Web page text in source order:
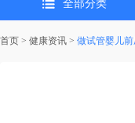
全部分类
首页 > 健康资讯 > 做试管婴儿